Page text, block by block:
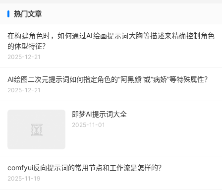
热门文章
在构建角色时，如何通过AI绘画提示词大胸等描述来精确控制角色
的体型特征？
2025-12-21
AI绘图二次元提示词如何指定角色的“阿黑颜”或“病娇”等特殊属性？
2025-12-21
即梦AI提示词大全
2025-11-01
comfyui反向提示词的常用节点和工作流是怎样的？
2025-11-19